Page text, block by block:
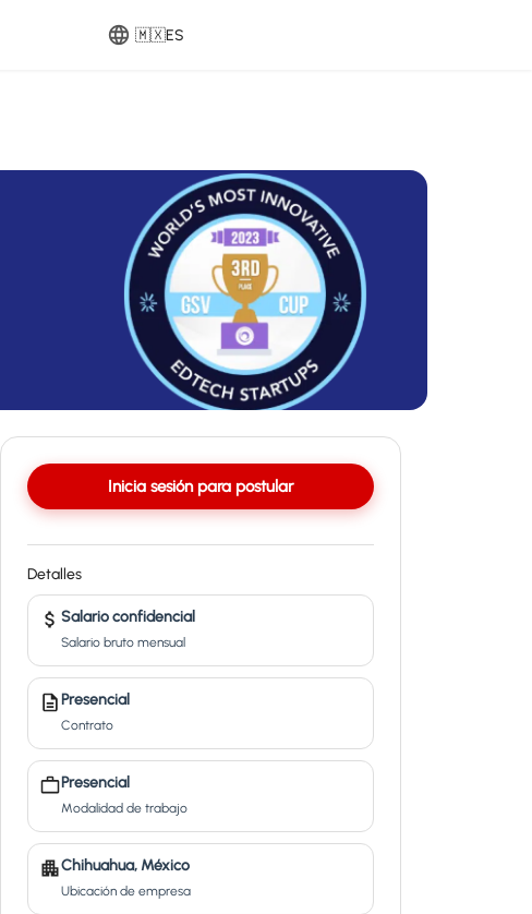
🇲🇽ES
Inicia sesión para postular
Detalles
Salario confidencial
Salario bruto mensual
Presencial
Contrato
Presencial
Modalidad de trabajo
Chihuahua, México
Ubicación de empresa